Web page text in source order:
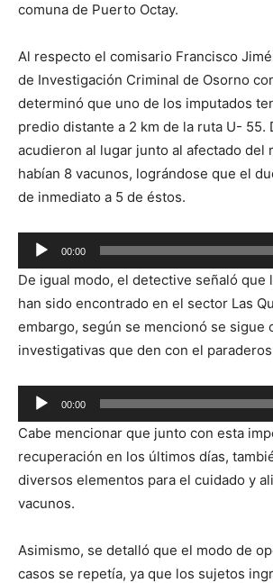
comuna de Puerto Octay.
Al respecto el comisario Francisco
de Investigación Criminal de Osorno
determinó que uno de los imputados
predio distante a 2 km de la ruta U- 55.
acudieron al lugar junto al afectado del
habían 8 vacunos, lográndose que el
de inmediato a 5 de éstos.
Reproductor
de
audio
00:00
De igual modo, el detective señaló que
han sido encontrado en el sector Las
embargo, según se mencionó se sigue
investigativas que den con el
Reproductor
de
audio
00:00
Cabe mencionar que junto con esta
recuperación en los últimos días,
diversos elementos para el cuidado y
vacunos.
Asimismo, se detalló que el modo de
casos se repetía, ya que los sujetos